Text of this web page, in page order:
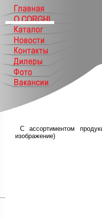
С ассортиментом
изображение)